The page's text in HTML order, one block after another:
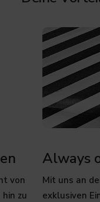
von
zu
Always
Mit uns an
exklusiven